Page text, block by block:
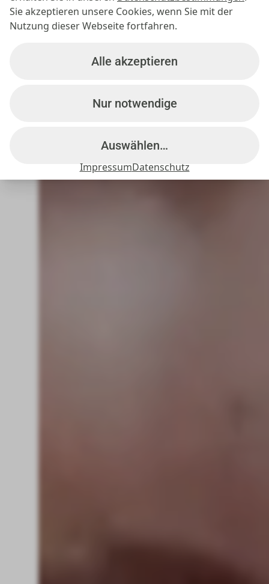
Sie akzeptieren unsere Cookies, wenn Sie mit der
Nutzung dieser Webseite fortfahren.
Nur notwendige
Auswählen…
Alle akzeptieren
ImpressumDatenschutz